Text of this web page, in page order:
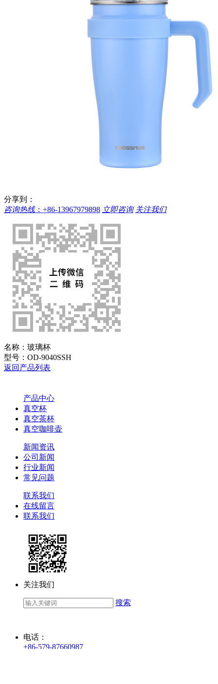
分享到：
咨询热线： +86-13967979898 立即咨询 关注我们
名称： 玻璃杯
型号： OD-9040SSH
返回产品列表
产品中心
真空杯
真空茶杯
真空咖啡壶
新闻资讯
公司新闻
行业新闻
常见问题
联系我们
在线留言
联系我们
关注我们
搜索
电话：
+86-579-87660987